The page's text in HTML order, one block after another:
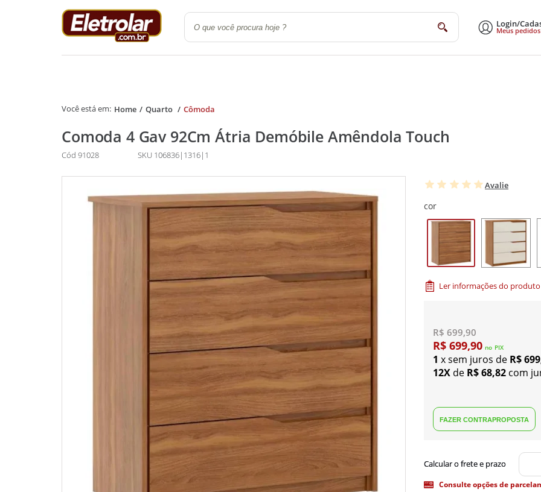
Login/
Meus pedidos
Quarto Utilidades Domésticas
Home Quarto Cômoda
Comoda 4 Gav 92Cm Átria Demóbile Amêndola Touch
Cód 91028 SKU 106836|1316|1
Avalie
cor
Ler informações do produto
R$ 699,90
R$ 699,90 no PIX
1 x sem juros de R$
12X de R$ 68,82 com
Consulte opções de